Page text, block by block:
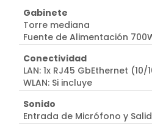
Gabinete
Torre mediana
Fuente de Alimentación
Conectividad
LAN: 1x RJ45 GbEthernet
WLAN: Si incluye
Sonido
Entrada de Micrófono y